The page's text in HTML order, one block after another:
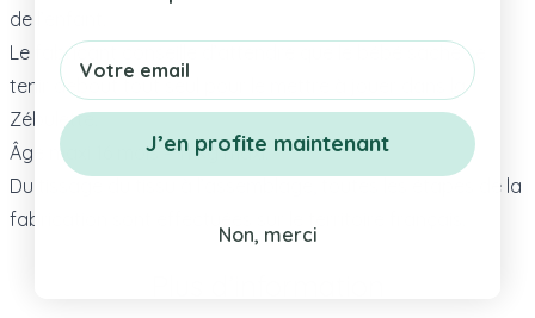
de l’enfant.
Le fabricant conseille d’attendre que le bébé sache se
tenir debout tout seul pour le mettre à jouer dans la
Zébulette.
Âge maxi 16 mois – 11 kg maxi.
Du tissage du tissu à l’assemblage, toutes les étapes de la
fabrication sont effectuées sur le territoire français.
Email
J’en profite maintenant
Non, merci